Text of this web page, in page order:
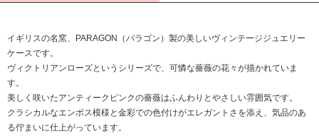
イギリスの名窯、PARAGON（パラゴン）製の美しいヴィンテージジュエリー
ケースです。
ヴィクトリアンローズというシリーズで、可憐な薔薇の花々が描かれていま
す。
美しく咲いたアンティークピンクの薔薇はふんわりとやさしい雰囲気です。
クラシカルなエンボス模様と金彩での色付けがエレガントさを添え、気品のあ
る佇まいに仕上がっています。